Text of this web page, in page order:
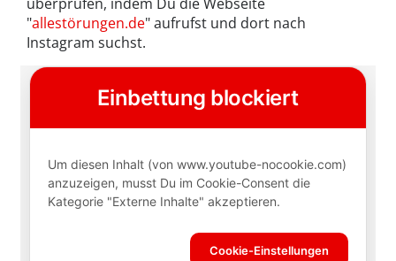
"allestörungen.de" aufrufst und dort nach
Instagram suchst.